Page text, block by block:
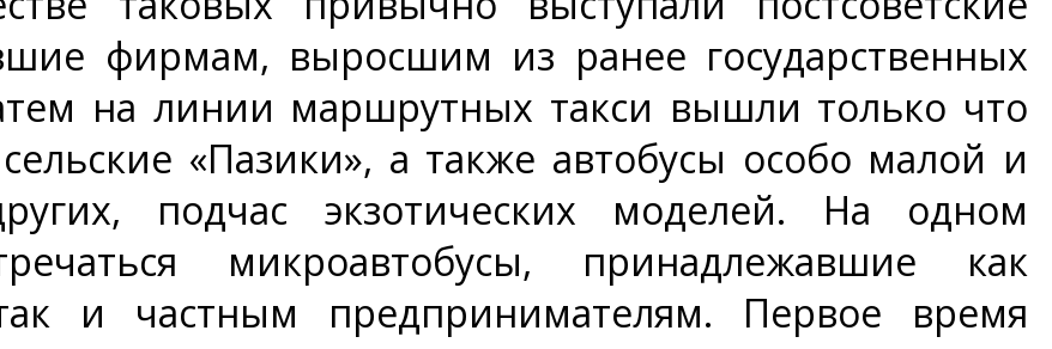
фирмам, выросшим из ранее государственных
на линии маршрутных такси вышли только что
«Пазики», а также автобусы особо малой и
подчас экзотических моделей. На одном
микроавтобусы, принадлежавшие как
и частным предпринимателям. Первое время